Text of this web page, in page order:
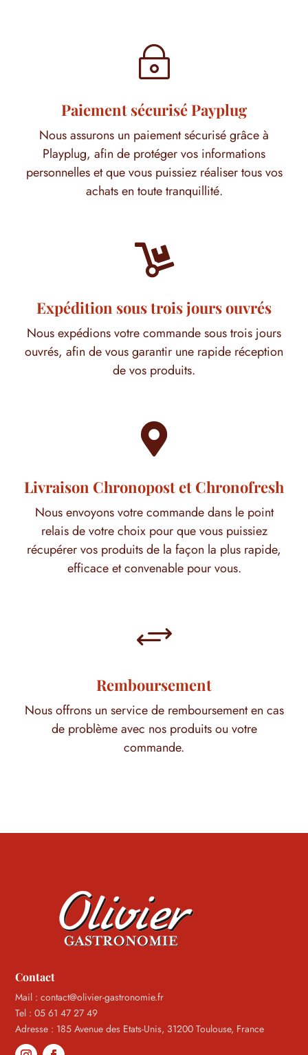
~
Paiement sécurisé Payplug
Nous assurons un paiement sécurisé grâce à
Playplug, afin de protéger vos informations
personnelles et que vous puissiez réaliser tous vos
achats en toute tranquillité.

Expédition sous trois jours ouvrés
Nous expédions votre commande sous trois jours
ouvrés, afin de vous garantir une rapide réception
de vos produits.

Livraison Chronopost et Chronofresh
Nous envoyons votre commande dans le point
relais de votre choix pour que vous puissiez
récupérer vos produits de la façon la plus rapide,
efficace et convenable pour vous.
+
Remboursement
Nous offrons un service de remboursement en cas
de problème avec nos produits ou votre
commande.
Contact
Mail : contact@olivier-gastronomie.fr
Tel : 05 61 47 27 49
Adresse : 185 Avenue des Etats-Unis, 31200 Toulouse, France